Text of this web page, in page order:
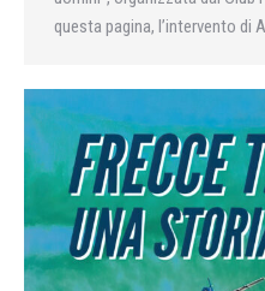
questa pagina, l’intervento di